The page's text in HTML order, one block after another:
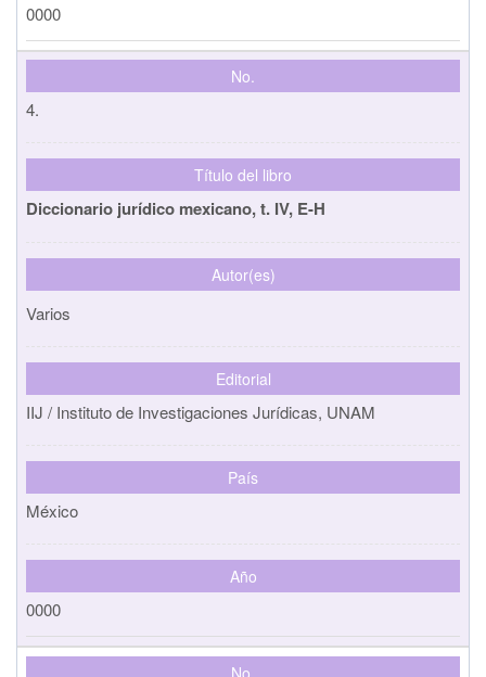
0000
No.
4.
Título del libro
Diccionario jurídico mexicano, t. IV, E-H
Autor(es)
Varios
Editorial
IIJ / Instituto de Investigaciones Jurídicas, UNAM
País
México
Año
0000
No.